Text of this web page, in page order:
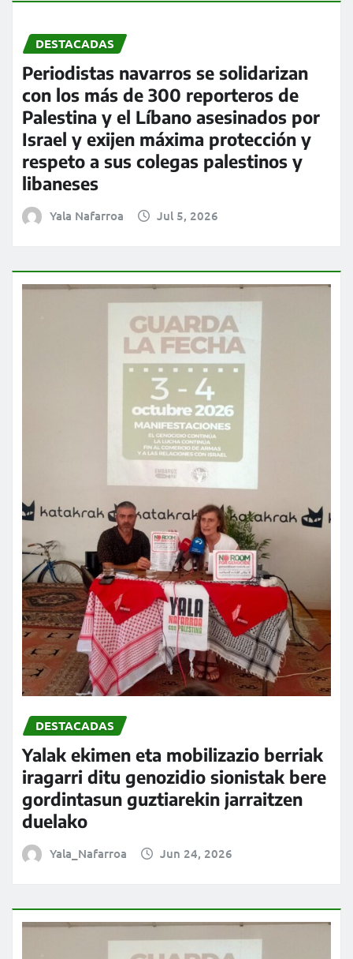
DESTACADAS
Periodistas navarros se solidarizan
con los más de 300 reporteros de
Palestina y el Líbano asesinados por
Israel y exijen máxima protección y
respeto a sus colegas palestinos y
libaneses
Yala Nafarroa Jul 5, 2026
DESTACADAS
Yalak ekimen eta mobilizazio berriak
iragarri ditu genozidio sionistak bere
gordintasun guztiarekin jarraitzen
duelako
Yala_Nafarroa Jun 24, 2026